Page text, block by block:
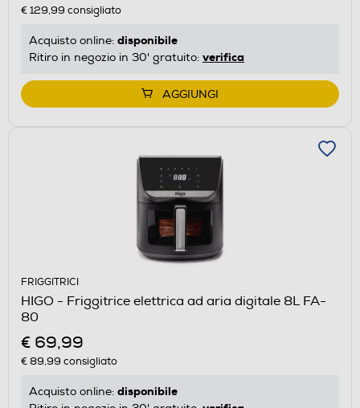
€ 129,99 consigliato
Acquisto online: disponibile
Ritiro in negozio in 30' gratuito: verifica
AGGIUNGI
FRIGGITRICI
HIGO - Friggitrice elettrica ad aria digitale 8L FA-
80
€ 69,99
€ 89,99 consigliato
Acquisto online: disponibile